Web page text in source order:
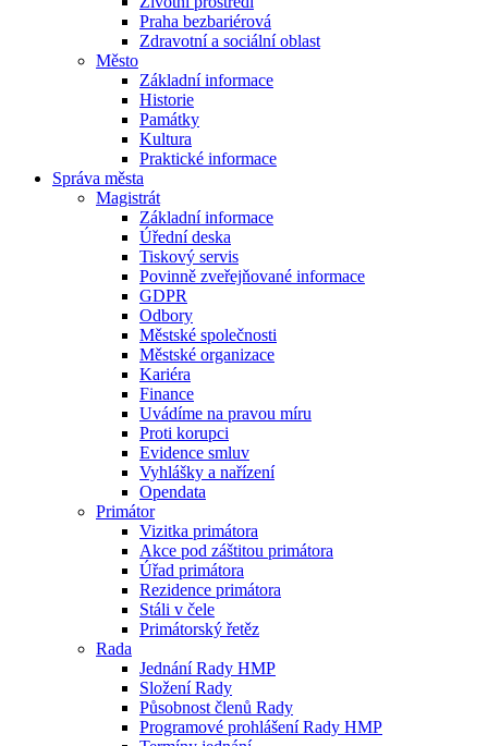
Praha bezbariérová
Zdravotní a sociální oblast
Město
Základní informace
Historie
Památky
Kultura
Praktické informace
Správa města
Magistrát
Základní informace
Úřední deska
Tiskový servis
Povinně zveřejňované informace
GDPR
Odbory
Městské společnosti
Městské organizace
Kariéra
Finance
Uvádíme na pravou míru
Proti korupci
Evidence smluv
Vyhlášky a nařízení
Opendata
Primátor
Vizitka primátora
Akce pod záštitou primátora
Úřad primátora
Rezidence primátora
Stáli v čele
Primátorský řetěz
Rada
Jednání Rady HMP
Složení Rady
Působnost členů Rady
Programové prohlášení Rady HMP